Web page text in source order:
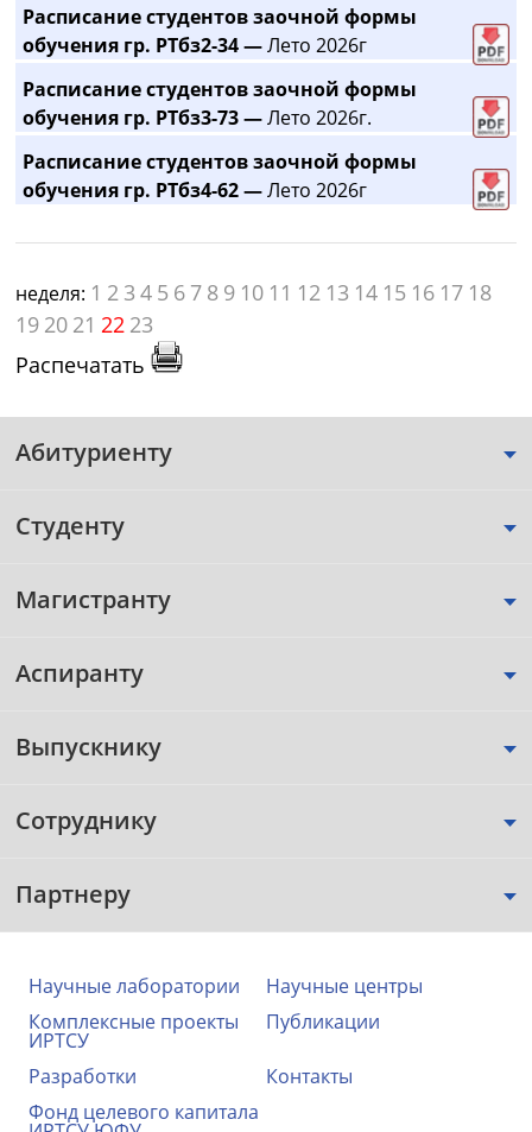
Расписание студентов заочной формы
обучения гр. РТбз2-34 —Лето 2026г
Расписание студентов заочной формы
обучения гр. РТбз3-73 —Лето 2026г.
Расписание студентов заочной формы
обучения гр. РТбз4-62 —Лето 2026г
неделя: 1 2 3 4 5 6 7 8 9 10 11 12 13 14 15 16 17 18
19 20 21 22 23
Распечатать
Абитуриенту
Студенту
Магистранту
Аспиранту
Выпускнику
Сотруднику
Партнеру
Научные лаборатории
Научные центры
Комплексные проекты
ИРТСУ
Публикации
Разработки
Контакты
Фонд целевого капитала